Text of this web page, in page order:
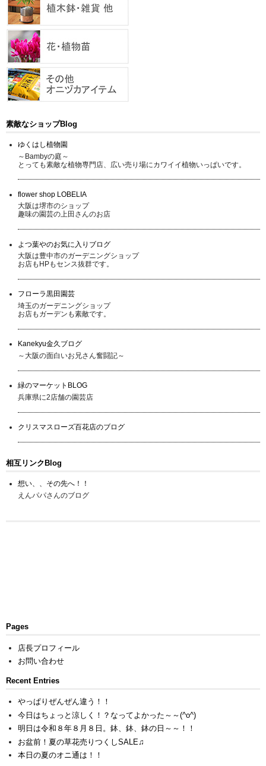
素敵なショップBlog
ゆくはし植物園
～Bambyの庭～
とっても素敵な植物専門店、広い売り場にカワイイ植物いっぱいです。
flower shop LOBELIA
大阪は堺市のショップ
趣味の園芸の上田さんのお店
よつ葉やのお気に入りブログ
大阪は豊中市のガーデニングショップ
お店もHPもセンス抜群です。
フローラ黒田園芸
埼玉のガーデニングショップ
お店もガーデンも素敵です。
Kanekyu金久ブログ
～大阪の面白いお兄さん奮闘記～
緑のマーケットBLOG
兵庫県に2店舗の園芸店
クリスマスローズ百花店のブログ
相互リンクBlog
想い、、その先へ！！
えんパパさんのブログ
Pages
店長プロフィール
お問い合わせ
Recent Entries
やっぱりぜんぜん違う！！
今日はちょっと涼しく！？なってよかった～～(^o^)
明日は令和８年８月８日。鉢、鉢、鉢の日～～！！
お盆前！夏の草花売りつくしSALE♫
本日の夏のオニ通は！！